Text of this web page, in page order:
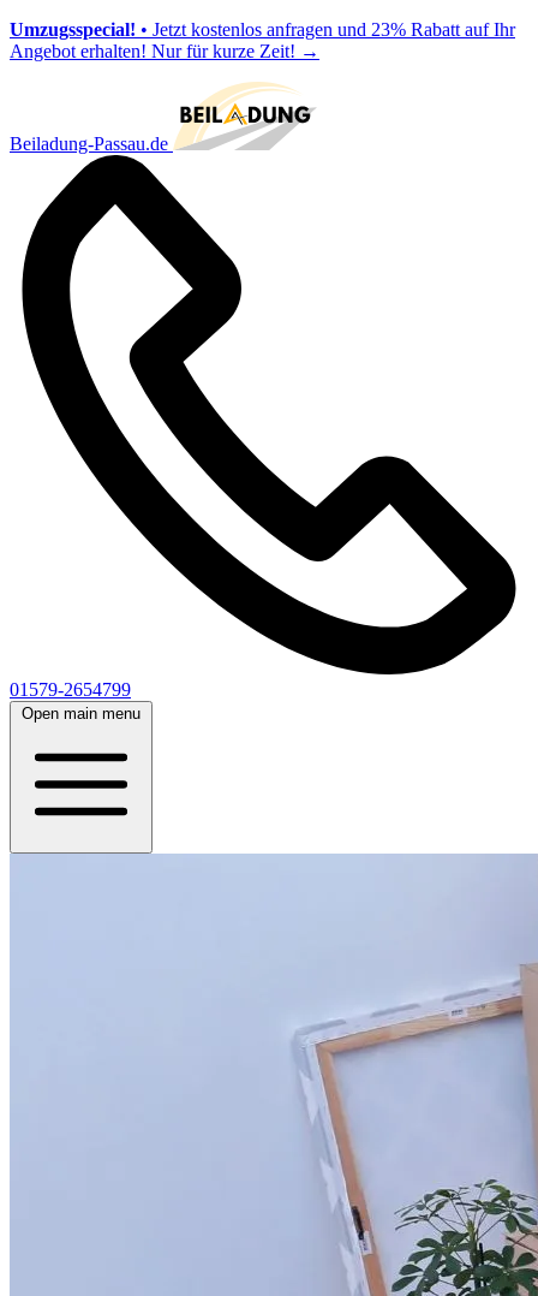
Umzugsspecial! • Jetzt kostenlos anfragen und 23% Rabatt auf Ihr
Angebot erhalten! Nur für kurze Zeit! →
Beiladung-Passau.de
01579-2654799
Open main menu